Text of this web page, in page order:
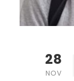
28
NOV